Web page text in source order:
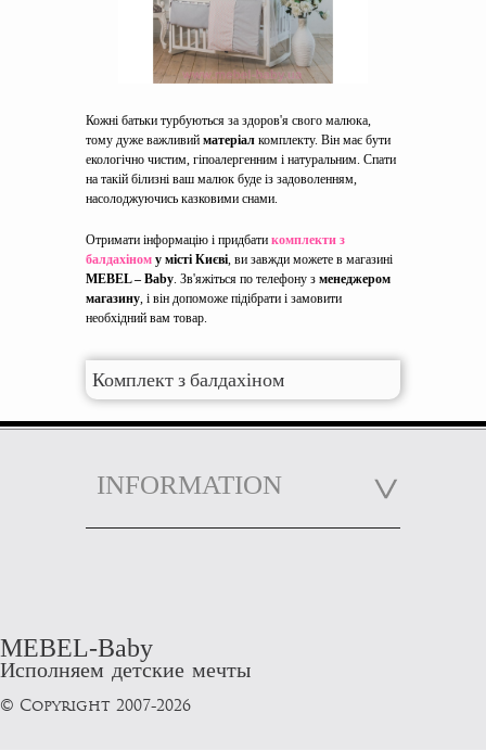
Кожні батьки турбуються за здоров'я свого малюка,
тому дуже важливий матеріал комплекту. Він має бути
екологічно чистим, гіпоалергенним і натуральним. Спати
на такій білизні ваш малюк буде із задоволенням,
насолоджуючись казковими снами.
Отримати інформацію і придбати комплекти з
балдахіном у місті Києві, ви завжди можете в магазині
MEBEL – Baby. Зв'яжіться по телефону з менеджером
магазину, і він допоможе підібрати і замовити
необхідний вам товар.
Комплект з балдахіном
INFORMATION
MEBEL-Baby
Исполняем детские мечты
© Copyright 2007-2026